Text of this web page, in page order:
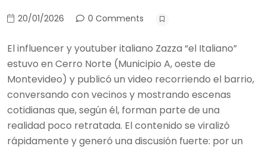
20/01/2026 0 Comments
El influencer y youtuber italiano Zazza “el Italiano”
estuvo en Cerro Norte (Municipio A, oeste de
Montevideo) y publicó un video recorriendo el barrio,
conversando con vecinos y mostrando escenas
cotidianas que, según él, forman parte de una
realidad poco retratada. El contenido se viralizó
rápidamente y generó una discusión fuerte: por un